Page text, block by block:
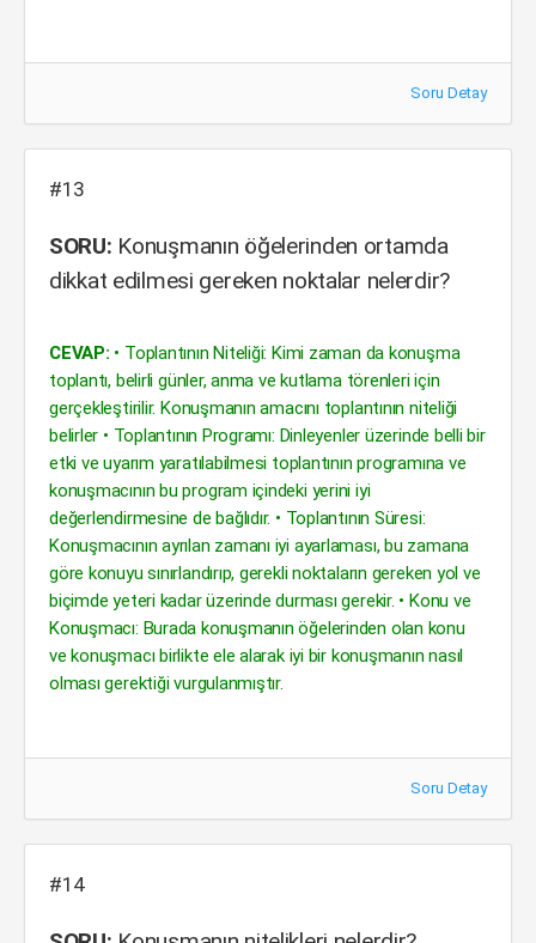
Soru Detay
#13
SORU: Konuşmanın öğelerinden ortamda
dikkat edilmesi gereken noktalar nelerdir?
CEVAP: • Toplantının Niteliği: Kimi zaman da konuşma
toplantı, belirli günler, anma ve kutlama törenleri için
gerçekleştirilir. Konuşmanın amacını toplantının niteliği
belirler • Toplantının Programı: Dinleyenler üzerinde belli bir
etki ve uyarım yaratılabilmesi toplantının programına ve
konuşmacının bu program içindeki yerini iyi
değerlendirmesine de bağlıdır. • Toplantının Süresi:
Konuşmacının ayrılan zamanı iyi ayarlaması, bu zamana
göre konuyu sınırlandırıp, gerekli noktaların gereken yol ve
biçimde yeteri kadar üzerinde durması gerekir. • Konu ve
Konuşmacı: Burada konuşmanın öğelerinden olan konu
ve konuşmacı birlikte ele alarak iyi bir konuşmanın nasıl
olması gerektiği vurgulanmıştır.
Soru Detay
#14